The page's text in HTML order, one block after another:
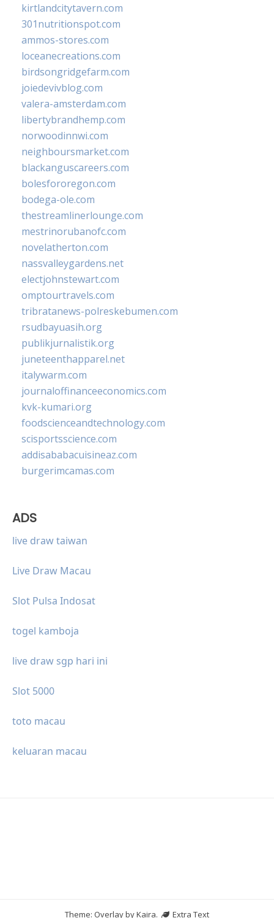
kirtlandcitytavern.com
301nutritionspot.com
ammos-stores.com
loceanecreations.com
birdsongridgefarm.com
joiedevivblog.com
valera-amsterdam.com
libertybrandhemp.com
norwoodinnwi.com
neighboursmarket.com
blackanguscareers.com
bolesfororegon.com
bodega-ole.com
thestreamlinerlounge.com
mestrinorubanofc.com
novelatherton.com
nassvalleygardens.net
electjohnstewart.com
omptourtravels.com
tribratanews-polreskebumen.com
rsudbayuasih.org
publikjurnalistik.org
juneteenthapparel.net
italywarm.com
journaloffinanceeconomics.com
kvk-kumari.org
foodscienceandtechnology.com
scisportsscience.com
addisababacuisineaz.com
burgerimcamas.com
ADS
live draw taiwan
Live Draw Macau
Slot Pulsa Indosat
togel kamboja
live draw sgp hari ini
Slot 5000
toto macau
keluaran macau
Theme: Overlay byKaira. Extra Text